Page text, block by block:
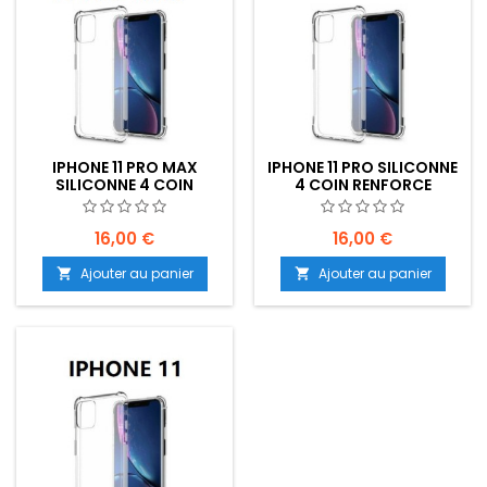
IPHONE 11 PRO MAX
SILICONNE 4 COIN
RENFORCE TRANSPARENT
- EMPLACEMENT: Z2-
B70-E01
16,00 €
 Ajouter au panier
IPHONE 11 PRO SILICONNE
4 COIN RENFORCE
TRANSPARENT -
EMPLACEMENT: Z02-
B70-E01
16,00 €
 Ajouter au panier